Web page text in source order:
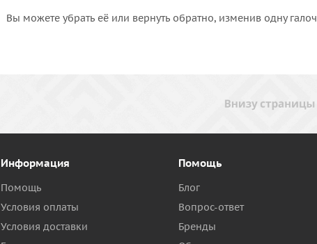
Вы можете убрать её или вернуть обратно, изменив одну
Информация
Помощь
Условия оплаты
Условия доставки
Помощь
Блог
Вопрос-ответ
Бренды